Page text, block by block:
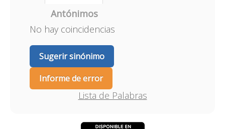
Antónimos
No hay coincidencias
Sugerir sinónimo
Informe de error
Lista de Palabras